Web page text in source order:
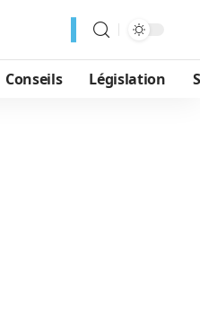
Conseils Législation